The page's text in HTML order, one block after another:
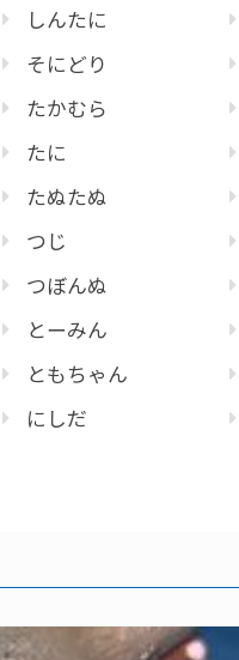
しんたに
そにどり
たかむら
たに
たぬたぬ
つじ
つぼんぬ
とーみん
ともちゃん
にしだ